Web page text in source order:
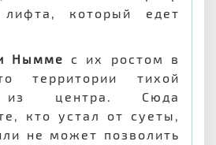
лифта, который едет
Нымме с их ростом в
территории тихой
из центра. Сюда
кто устал от суеты,
не может позволить